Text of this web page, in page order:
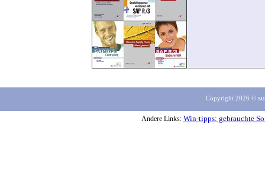
Copyright 2026 ©
Andere Links: Win-tipps: gebrauchte